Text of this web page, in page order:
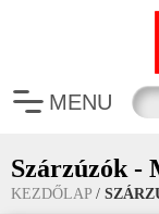
MENU
Szárzúzók -
KEZDŐLAP /